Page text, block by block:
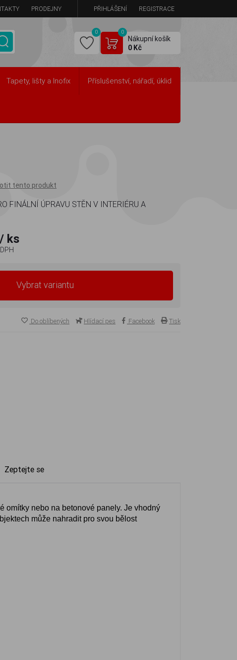
PRODEJNY PŘIHLÁŠENÍ REGISTRACE
0
Nákupní košík
0 Kč
0
Tapety, lišty a Inofix Příslušenství, nářadí, úklid
tento produkt
FINÁLNÍ ÚPRAVU STĚN V INTERIÉRU A
/ ks
Vybrat variantu
Do oblíbených Hlídací pes Facebook Tisk
Zeptejte se
omítky nebo na betonové panely. Je vhodný
může nahradit pro svou bělost